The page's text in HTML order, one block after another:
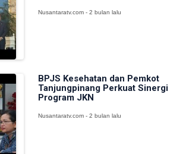
Nusantaratv.com - 2 bulan lalu
BPJS Kesehatan dan Pemkot
Tanjungpinang Perkuat Sinergi
Program JKN
Nusantaratv.com - 2 bulan lalu